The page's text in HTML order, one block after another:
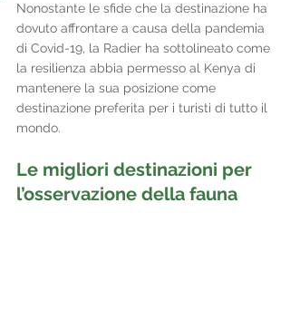
Nonostante le sfide che la destinazione ha
dovuto affrontare a causa della pandemia
di Covid-19, la Radier ha sottolineato come
la resilienza abbia permesso al Kenya di
mantenere la sua posizione come
destinazione preferita per i turisti di tutto il
mondo.
Le migliori destinazioni per
l’osservazione della fauna